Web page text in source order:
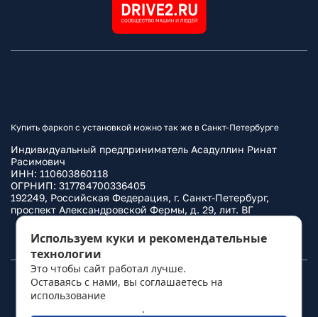
Купить фаркоп с установкой можно так же в Санкт-Петербурге
Индивидуальный предприниматель Асадуллин Ринат
Расимович
ИНН: 110603860118
ОГРНИП: 317784700336405
192249, Российская Федерация, г. Санкт-Петербург,
проспект Александровской Фермы, д. 29, лит. ВГ
Политика конфиденциальности
© 2010– 2026Фаркоп.ру
Используем куки и рекомендательные
технологии
Это чтобы сайт работал лучше.
Оставаясь с нами, вы соглашаетесь на
использование
.